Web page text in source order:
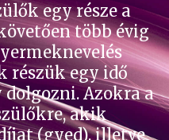
egy része a
több évig
részük egy idő
Azokra a
akik
(gyed), illetve